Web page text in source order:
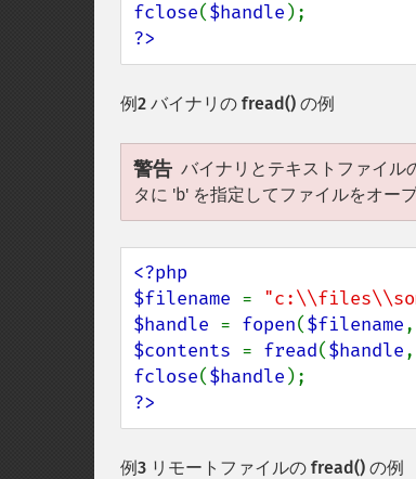
fclose($handle
?>
例2 バイナリの fread() の例
警告 バイナリとテキストファイル
タに 'b' を指定してファイルをオー
<?php
$filename =
$handle = fopen($filename,
$contents = fread($handle,
fclose($handle
?>
例3 リモートファイルの fread() の例